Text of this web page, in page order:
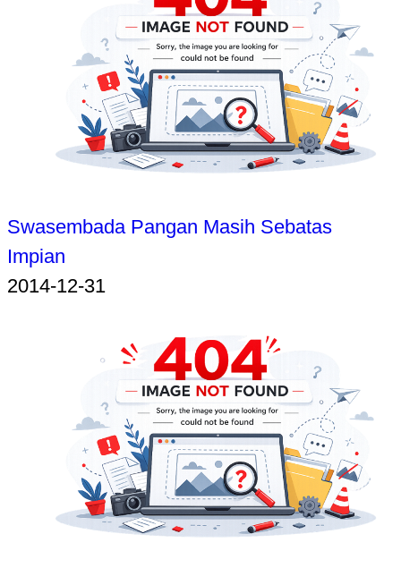
Swasembada Pangan Masih Sebatas
Impian
2014-12-31